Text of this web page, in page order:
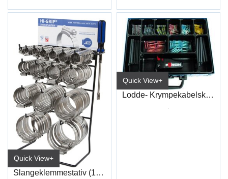
Quick View+
Slangeklemmestativ (160)
Quick View+
Lodde- Krympekabelsko (125)